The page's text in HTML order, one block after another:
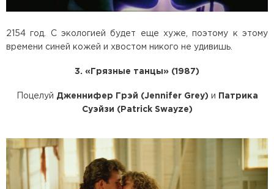
2154 год. С экологией будет еще хуже, поэтому к этому
времени синей кожей и хвостом никого не удивишь.
3. «Грязные танцы» (1987)
Поцелуй Дженнифер Грэй (Jennifer Grey) и
Патрика
Суэйзи (Patrick Swayze)